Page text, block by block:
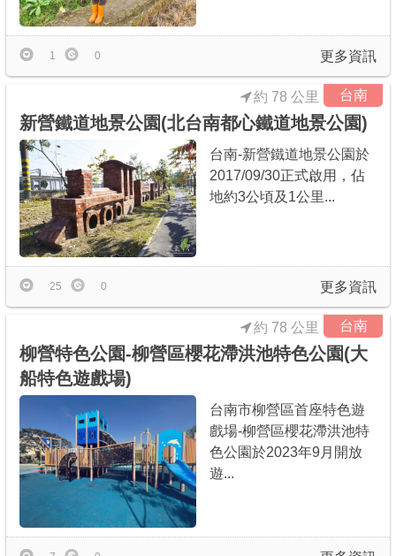
更多資訊
1 0
台南
新營鐵道地景公園(北台南都心鐵道地景公園)
約 78 公里
台南-新營鐵道地景公園於
2017/09/30正式啟用，佔
地約3公頃及1公里...
更多資訊
25 0
台南
柳營特色公園-柳營區櫻花滯洪池特色公園(大
船特色遊戲場)
約 78 公里
台南市柳營區首座特色遊
戲場-柳營區櫻花滯洪池特
色公園於2023年9月開放
遊...